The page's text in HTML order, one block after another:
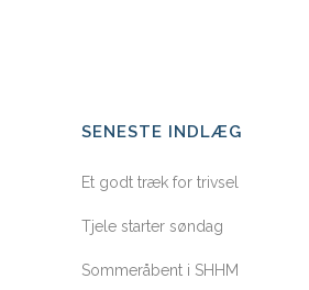
SENESTE INDLÆG
Et godt træk for trivsel
Tjele starter søndag
Sommeråbent i SHHM